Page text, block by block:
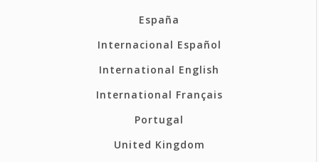
España
Internacional Español
International English
International Français
Portugal
United Kingdom